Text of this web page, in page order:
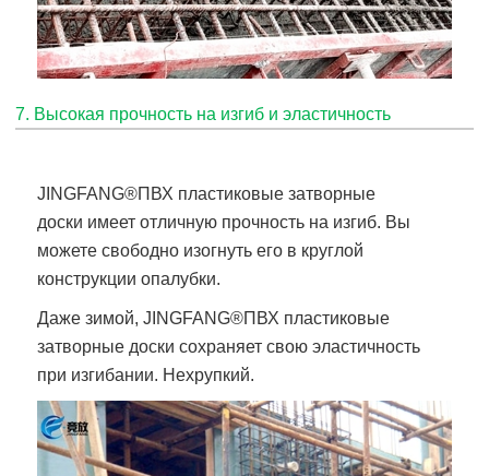
7. Высокая прочность на изгиб и эластичность
JINGFANG®ПВХ пластиковые затворные
доски имеет отличную прочность на изгиб. Вы
можете свободно изогнуть его в круглой
конструкции опалубки.
Даже зимой,JINGFANG®ПВХ пластиковые
затворные доски сохраняет свою эластичность
при изгибании. Нехрупкий.